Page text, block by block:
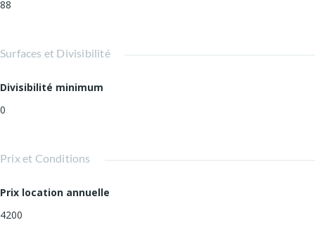
88
Surfaces et Divisibilité
Divisibilité minimum
0
Prix et Conditions
Prix location annuelle
4200